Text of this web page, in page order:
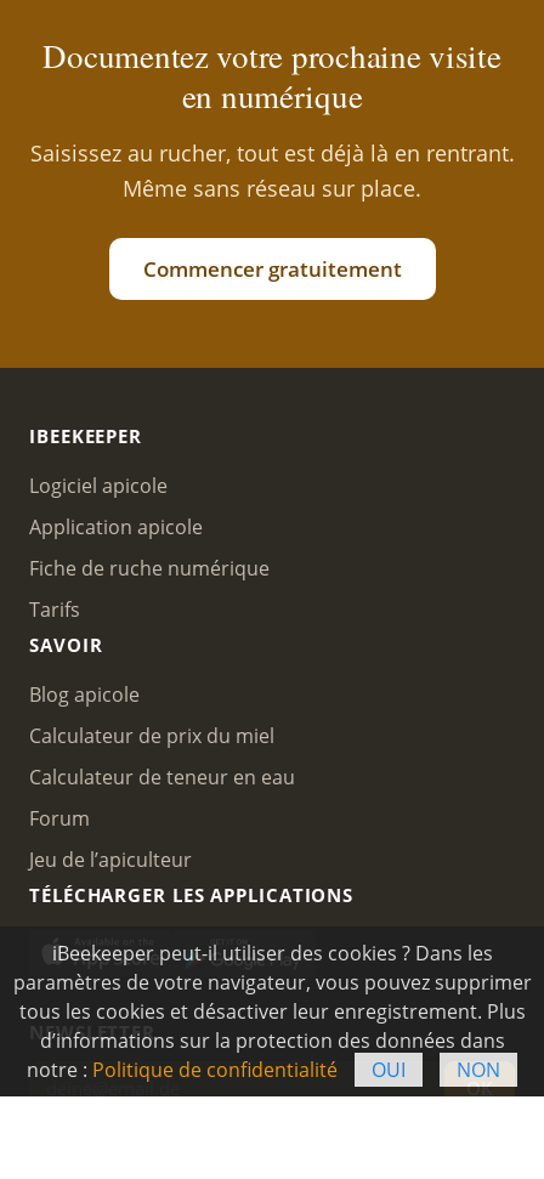
Documentez votre prochaine visite
en numérique
Saisissez au rucher, tout est déjà là en rentrant.
Même sans réseau sur place.
Commencer gratuitement
IBEEKEEPER
Logiciel apicole
Application apicole
Fiche de ruche numérique
Tarifs
SAVOIR
Blog apicole
Calculateur de prix du miel
Calculateur de teneur en eau
Forum
Jeu de l’apiculteur
TÉLÉCHARGER LES APPLICATIONS
NEWSLETTER
OK
iBeekeeper peut-il utiliser des cookies ? Dans les
paramètres de votre navigateur, vous pouvez supprimer
tous les cookies et désactiver leur enregistrement. Plus
d’informations sur la protection des données dans
notre : Politique de confidentialité OUI NON